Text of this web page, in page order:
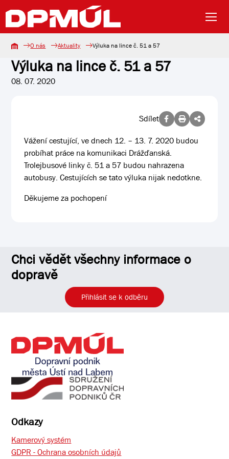
O nás Aktuality Výluka na lince č. 51 a 57
Výluka na lince č. 51 a 57
08. 07. 2020
Sdílet
Vážení cestující, ve dnech 12. – 13. 7. 2020 budou
probíhat práce na komunikaci Drážďanská.
Trolejbusové linky č. 51 a 57 budou nahrazena
autobusy. Cestujících se tato výluka nijak nedotkne.
Děkujeme za pochopení
Chci vědět všechny informace o
dopravě
Přihlásit se k odběru
Odkazy
Kamerový systém
GDPR - Ochrana osobních údajů